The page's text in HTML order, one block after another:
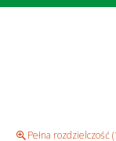
Pełna rozdzielczość